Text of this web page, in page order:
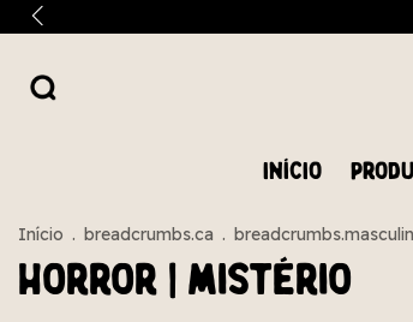
INÍCIO
Início . breadcrumbs.ca .
Horror | Mistério